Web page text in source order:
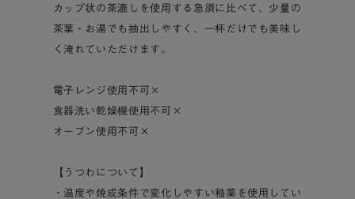
カップ状の茶漉しを使用する急須に比べて、少量の
茶葉・お湯でも抽出しやすく、一杯だけでも美味し
く淹れていただけます。
電子レンジ使用不可×
食器洗い乾燥機使用不可×
オーブン使用不可×
【うつわについて】
・温度や焼成条件で変化しやすい釉薬を使用してい